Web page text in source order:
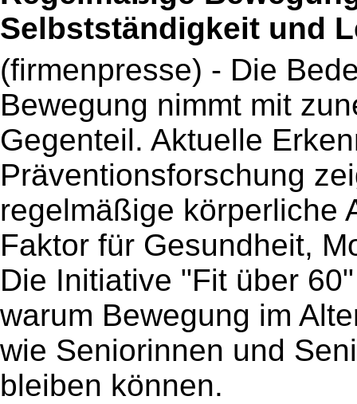
Selbstständigkeit und
(firmenpresse) - Die
Bewegung nimmt mit
Gegenteil. Aktuelle
Präventionsforschung
regelmäßige körperliche
Faktor für Gesundheit,
Die Initiative "Fit über
warum Bewegung im
wie Seniorinnen und
bleiben können.